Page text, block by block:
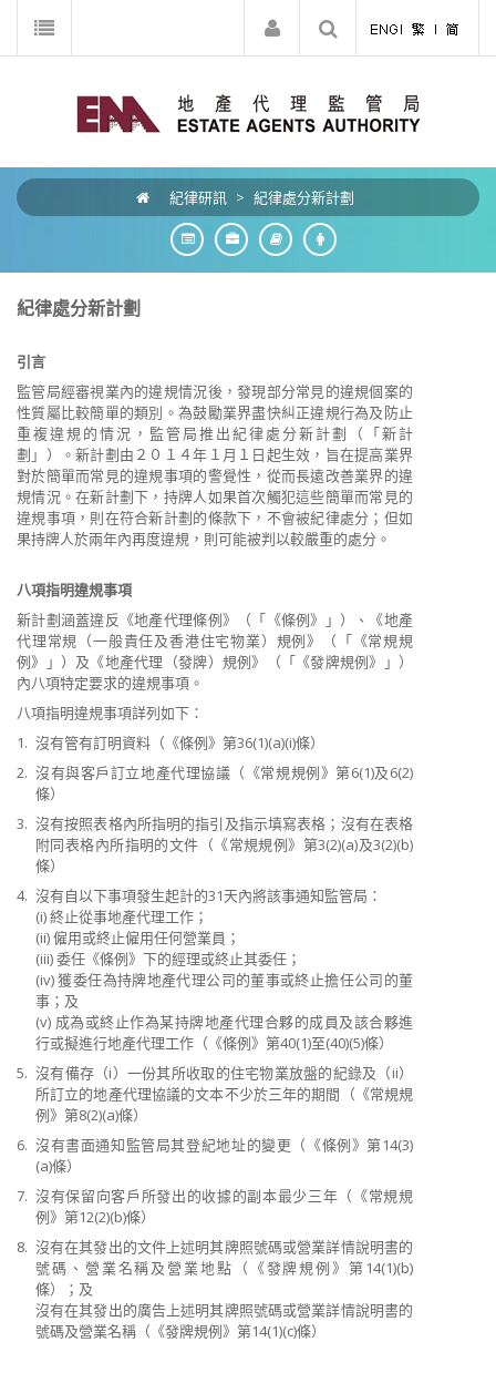
紀律研訊 > 紀律處分新計劃
紀律處分新計劃
引言
監管局經審視業內的違規情況後，發現部分常見的違規個案的
性質屬比較簡單的類別。為鼓勵業界盡快糾正違規行為及防止
重複違規的情況，監管局推出紀律處分新計劃（「新計
劃」）。新計劃由２０１４年１月１日起生效，旨在提高業界
對於簡單而常見的違規事項的警覺性，從而長遠改善業界的違
規情況。在新計劃下，持牌人如果首次觸犯這些簡單而常見的
違規事項，則在符合新計劃的條款下，不會被紀律處分；但如
果持牌人於兩年內再度違規，則可能被判以較嚴重的處分。
八項指明違規事項
新計劃涵蓋違反《地產代理條例》（「《條例》」）、《地產
代理常規（一般責任及香港住宅物業）規例》（「《常規規
例》」）及《地產代理（發牌）規例》（「《發牌規例》」）
內八項特定要求的違規事項。
八項指明違規事項詳列如下：
1. 沒有管有訂明資料（《條例》第36(1)(a)(i)條）
2. 沒有與客戶訂立地產代理協議（《常規規例》第6(1)及6(2)
條）
3. 沒有按照表格內所指明的指引及指示填寫表格；沒有在表格
附同表格內所指明的文件（《常規規例》第3(2)(a)及3(2)(b)
條）
4. 沒有自以下事項發生起計的31天內將該事通知監管局：
(i) 終止從事地產代理工作；
(ii) 僱用或終止僱用任何營業員；
(iii) 委任《條例》下的經理或終止其委任；
(iv) 獲委任為持牌地產代理公司的董事或終止擔任公司的董
事；及
(v) 成為或終止作為某持牌地產代理合夥的成員及該合夥進
行或擬進行地產代理工作（《條例》第40(1)至(40)(5)條）
5. 沒有備存（i）一份其所收取的住宅物業放盤的紀錄及（ii）
所訂立的地產代理協議的文本不少於三年的期間（《常規規
例》第8(2)(a)條）
6. 沒有書面通知監管局其登紀地址的變更（《條例》第14(3)
(a)條）
7. 沒有保留向客戶所發出的收據的副本最少三年（《常規規
例》第12(2)(b)條）
8. 沒有在其發出的文件上述明其牌照號碼或營業詳情說明書的
號碼、營業名稱及營業地點（《發牌規例》第14(1)(b)
條）；及
沒有在其發出的廣告上述明其牌照號碼或營業詳情說明書的
號碼及營業名稱（《發牌規例》第14(1)(c)條）